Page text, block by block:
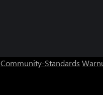
Community-Standards